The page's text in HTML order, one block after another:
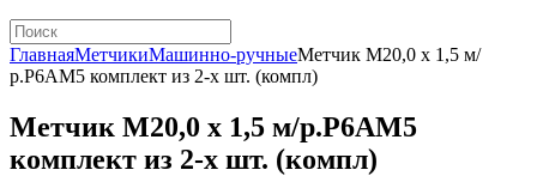
ГлавнаяМетчикиМашинно-ручныеМетчик М20,0 х 1,5 м/
р.Р6АМ5 комплект из 2-х шт. (компл)
Метчик М20,0 х 1,5 м/р.Р6АМ5
комплект из 2-х шт. (компл)